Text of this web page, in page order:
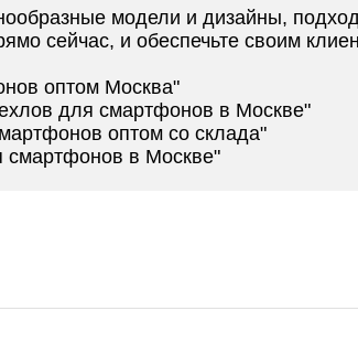
модели и дизайны,
сейчас, и обеспечьте своим
оптом Москва"
для смартфонов в Москве"
оптом со склада"
в Москве"